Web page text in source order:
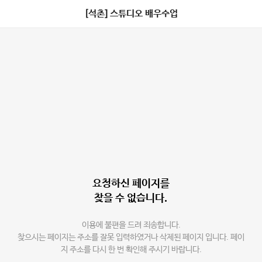
[석촌] 스튜디오 배우수업
요청하신 페이지를
찾을 수 없습니다.
이용에 불편을 드려 죄송합니다.
찾으시는 페이지는 주소를 잘못 입력하였거나 삭제된 페이지 입니다. 페이
지 주소를 다시 한 번 확인해 주시기 바랍니다.